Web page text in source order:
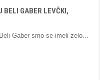
BELI GABER LEVČKI,
Gaber smo se imeli zelo